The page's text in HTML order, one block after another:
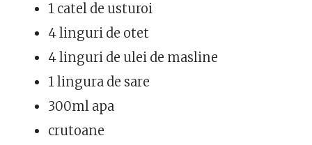
1 catel de usturoi
4 linguri de otet
4 linguri de ulei de masline
1 lingura de sare
300ml apa
crutoane